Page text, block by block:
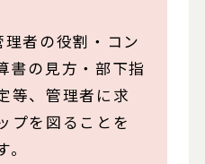
者の役割・コン
書の見方・部下指
等、管理者に求
プを図ることを